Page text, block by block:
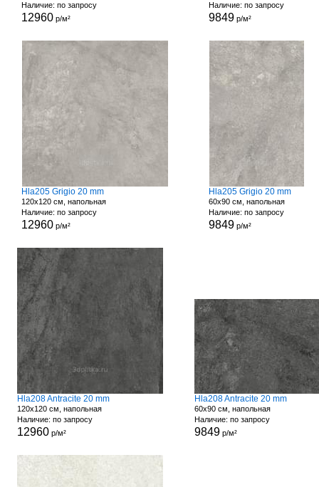
Наличие: по запросу
12960 р/м²
Наличие: по запросу
9849 р/м²
Hla205 Grigio 20 mm
120x120 см, напольная
Наличие: по запросу
12960 р/м²
Hla205 Grigio 20 mm
60x90 см, напольная
Наличие: по запросу
9849 р/м²
Hla208 Antracite 20 mm
120x120 см, напольная
Наличие: по запросу
12960р/м²
Hla208 Antracite 20 mm
60x90 см, напольная
Наличие: по запросу
9849р/м²